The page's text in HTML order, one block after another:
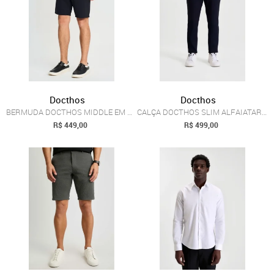
Docthos
BERMUDA DOCTHOS MIDDLE EM MALHA MAQUINET...
R$ 449,00
Docthos
CALÇA DOCTHOS SLIM ALFAIATARIA EM PV LIS...
R$ 499,00